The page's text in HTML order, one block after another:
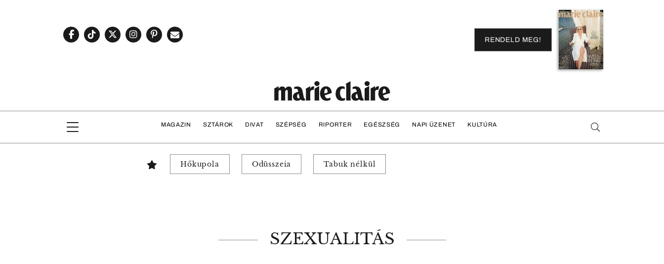
RENDELD MEG!
MAGAZIN SZTÁROK DIVAT SZÉPSÉG RIPORTER EGÉSZSÉG NAPI ÜZENET KULTÚRA
Hőkupola Odüsszeia Tabuk nélkül
SZEXUALITÁS